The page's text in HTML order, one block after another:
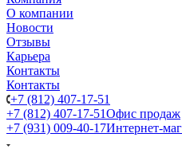
О компании
Новости
Отзывы
Карьера
Контакты
Контакты
+7 (812) 407-17-51
+7 (812) 407-17-51Офис продаж
+7 (931) 009-40-17Интернет-